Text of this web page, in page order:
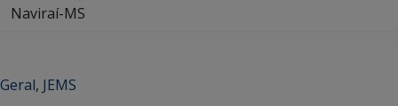
Naviraí-MS
Geral, JEMS